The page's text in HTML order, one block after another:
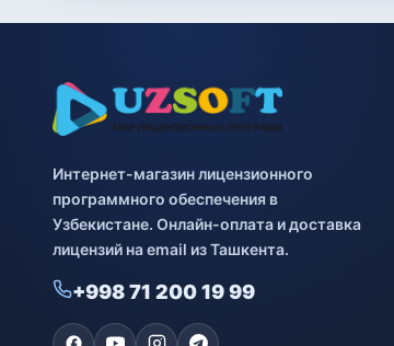
ESET 7
PRO32
Dr.Web 4
Jivo 3
IVI
Интернет-магазин лицензионного
программного обеспечения в
Узбекистане. Онлайн-оплата и доставка
лицензий на email из Ташкента.
+998 71 200 19 99